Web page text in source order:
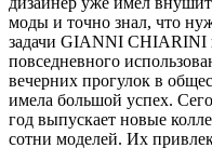
моды и точно знал, что
задачи GIANNI CHIARINI
повседневного
вечерних прогулок в
имела большой успех.
год выпускает новые
сотни моделей. Их